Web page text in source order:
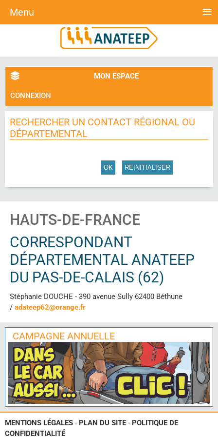
MON ESPACE
CONNEXION
RECHERCHER UN CONTACT RÉGIONAL OU
DÉPARTEMENTAL
OK REINITIALISER
HAUTS-DE-FRANCE
CORRESPONDANT
DÉPARTEMENTAL ANATEEP
DU PAS-DE-CALAIS (62)
Stéphanie DOUCHE - 390 avenue Sully 62400 Béthune
/ adateep62@orange.fr
CAMPAGNE ANNUELLE
MENTIONS LÉGALES - PLAN DU SITE - POLITIQUE DE
CONFIDENTIALITÉ
Menu ≡